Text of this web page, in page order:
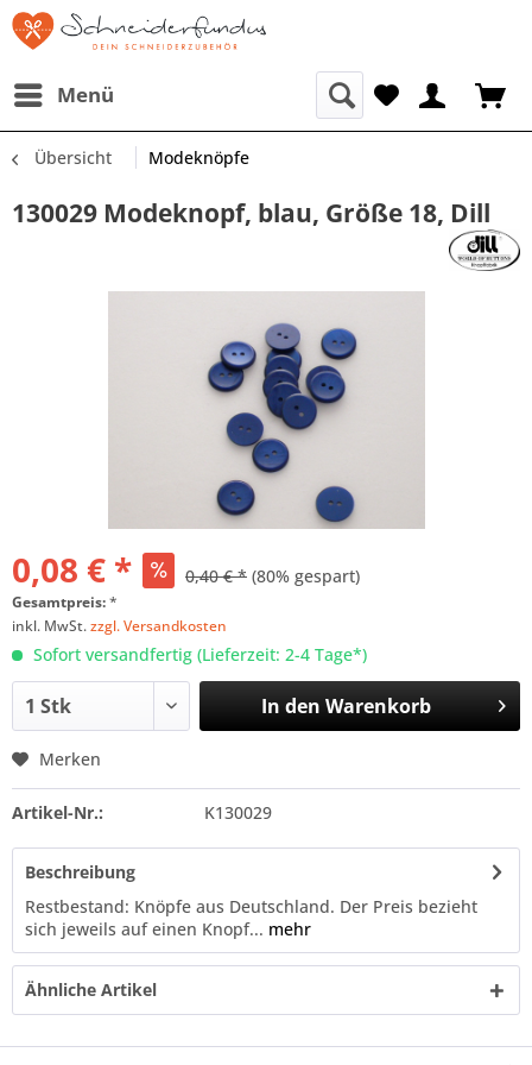
Menü
Übersicht Modeknöpfe
130029 Modeknopf, blau, Größe 18, Dill
0,08 € * 0,40 € * (80% gespart)
Gesamtpreis:*
inkl. MwSt.zzgl. Versandkosten
Sofort versandfertig (Lieferzeit: 2-4 Tage*)
In den Warenkorb
Merken
Artikel-Nr.: K130029
Beschreibung
Restbestand: Knöpfe aus Deutschland. Der Preis bezieht
sich jeweils auf einen Knopf... mehr
Ähnliche Artikel